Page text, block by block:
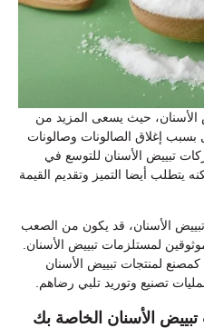
الأسنان، حيث يسعى المزيد من
إغلاق الصالونات وصالونات
تبييض الأسنان للتوسع في
يتطلب أيضا التميز وتقديم القيمة
الأسنان، قد يكون من الصعب
لمستلزمات تبييض الأسنان.
كمصنع لمنتجات تبييض الأسنان
تصنيع وتوريد تلبي رضاهم.
الأسنان الخاصة بك